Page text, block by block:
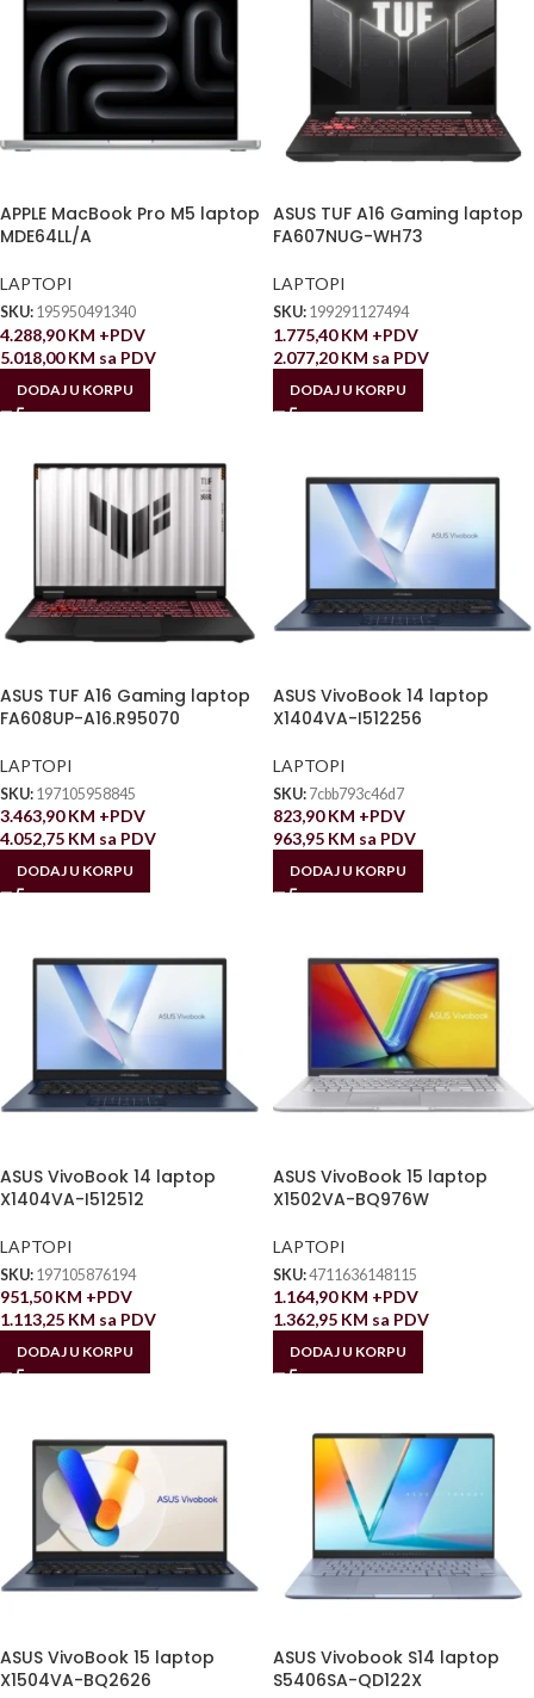
APPLE MacBook Pro M5 laptop
MDE64LL/A
LAPTOPI
SKU: 195950491340
4.288,90KM +PDV
5.018,00KM sa PDV
DODAJ U KORPU
ASUS TUF A16 Gaming laptop
FA607NUG-WH73
LAPTOPI
SKU: 199291127494
1.775,40KM +PDV
2.077,20KM sa PDV
DODAJ U KORPU
ASUS TUF A16 Gaming laptop
FA608UP-A16.R95070
LAPTOPI
SKU: 197105958845
3.463,90KM +PDV
4.052,75 KM sa PDV
DODAJ U KORPU
ASUS VivoBook 14 laptop
X1404VA-I512256
LAPTOPI
SKU: 7cbb793c46d7
823,90KM +PDV
963,95 KM sa PDV
DODAJ U KORPU
ASUS VivoBook 14 laptop
X1404VA-I512512
LAPTOPI
SKU: 197105876194
951,50KM +PDV
1.113,25 KM sa PDV
DODAJ U KORPU
ASUS VivoBook 15 laptop
X1502VA-BQ976W
LAPTOPI
SKU:4711636148115
1.164,90KM +PDV
1.362,95 KM sa PDV
DODAJ U KORPU
ASUS VivoBook 15 laptop
X1504VA-BQ2626
ASUS Vivobook S14 laptop
S5406SA-QD122X